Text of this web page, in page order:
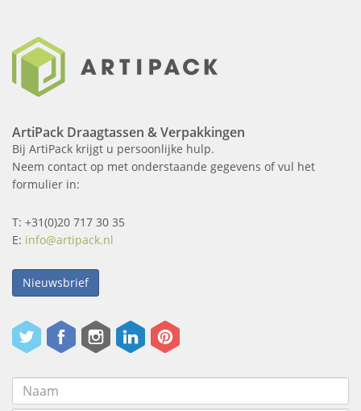
ArtiPack Draagtassen & Verpakkingen
Bij ArtiPack krijgt u persoonlijke hulp.
Neem contact op met onderstaande gegevens of vul het
formulier in:
T: +31(0)20 717 30 35
E: info@artipack.nl
Nieuwsbrief